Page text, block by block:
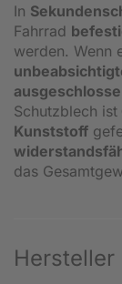
In
Fahrrad
werden. Wenn
Schutzblech ist
Kunststoff
das
Hersteller